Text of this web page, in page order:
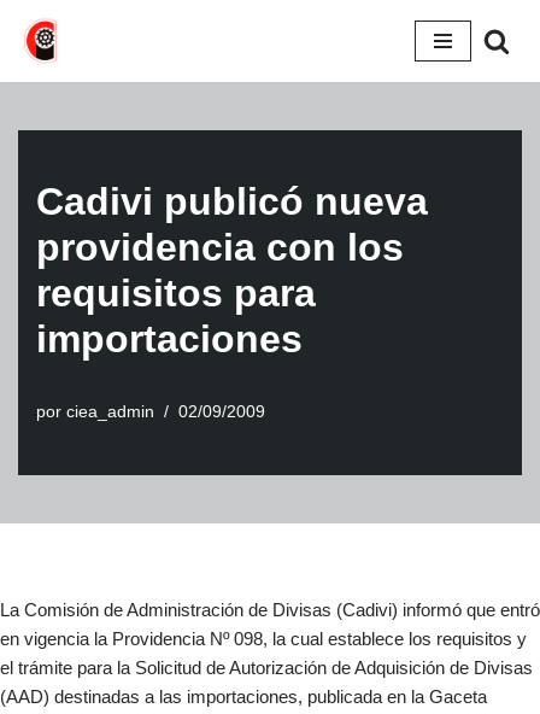
Saltar
Cadivi publicó nueva
providencia con los
requisitos para
importaciones
por ciea_admin 02/09/2009
La Comisión de Administración de Divisas (Cadivi) informó que entró
en vigencia la Providencia Nº 098, la cual establece los requisitos y
el trámite para la Solicitud de Autorización de Adquisición de Divisas
(AAD) destinadas a las importaciones, publicada en la Gaceta